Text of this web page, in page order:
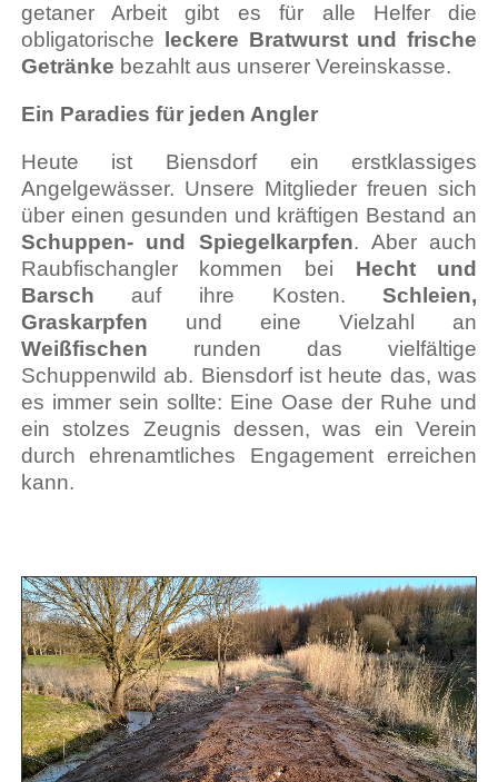
getaner Arbeit gibt es für alle Helfer die
obligatorische leckere Bratwurst und frische
Getränke bezahlt aus unserer Vereinskasse.
Ein Paradies für jeden Angler
Heute ist Biensdorf ein erstklassiges
Angelgewässer. Unsere Mitglieder freuen sich
über einen gesunden und kräftigen Bestand an
Schuppen- und Spiegelkarpfen. Aber auch
Raubfischangler kommen bei Hecht und
Barsch auf ihre Kosten.Schleien,
Graskarpfen und eine Vielzahl an
Weißfischen runden das vielfältige
Schuppenwild ab. Biensdorf ist heute das, was
es immer sein sollte: Eine Oase der Ruhe und
ein stolzes Zeugnis dessen, was ein Verein
durch ehrenamtliches Engagement erreichen
kann.